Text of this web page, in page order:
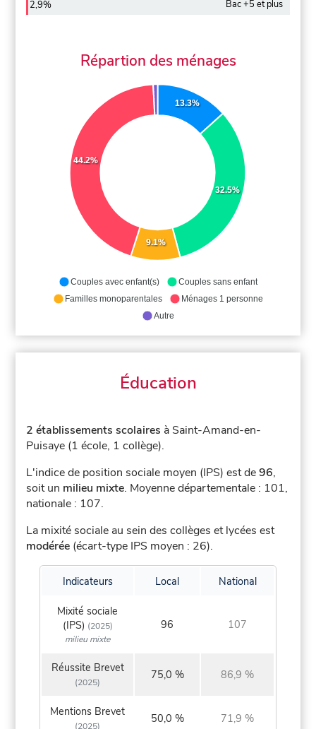
2,9% Bac +5 et plus
Répartion des ménages
13.3%
32.5%
9.1%
44.2%
Couples avec enfant(s)
Couples sans enfant
Familles monoparentales
Ménages 1 personne
Autre
Éducation
2 établissements scolaires à Saint-Amand-en-
Puisaye (1 école, 1 collège).
L'indice de position sociale moyen (IPS) est de96,
soit un milieu mixte. Moyenne départementale : 101,
nationale : 107.
La mixité sociale au sein des collèges et lycées est
modérée (écart-type IPS moyen : 26).
Indicateurs Local National
Mixité sociale
(IPS) (2025)
milieu mixte
96 107
Réussite Brevet
(2025)
75,0 % 86,9 %
Mentions Brevet
(2025)
50,0 % 71,9 %